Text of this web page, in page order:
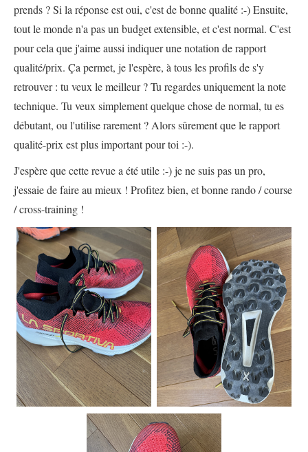
prends ? Si la réponse est oui, c'est de bonne qualité :-) Ensuite,
tout le monde n'a pas un budget extensible, et c'est normal. C'est
pour cela que j'aime aussi indiquer une notation de rapport
qualité/prix. Ça permet, je l'espère, à tous les profils de s'y
retrouver : tu veux le meilleur ? Tu regardes uniquement la note
technique. Tu veux simplement quelque chose de normal, tu es
débutant, ou l'utilise rarement ? Alors sûrement que le rapport
qualité-prix est plus important pour toi :-).
J'espère que cette revue a été utile :-) je ne suis pas un pro,
j'essaie de faire au mieux ! Profitez bien, et bonne rando / course
/ cross-training !